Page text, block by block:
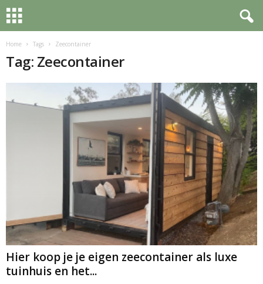
Home Tags Zeecontainer
Tag: Zeecontainer
Hier koop je je eigen zeecontainer als luxe
tuinhuis en het...